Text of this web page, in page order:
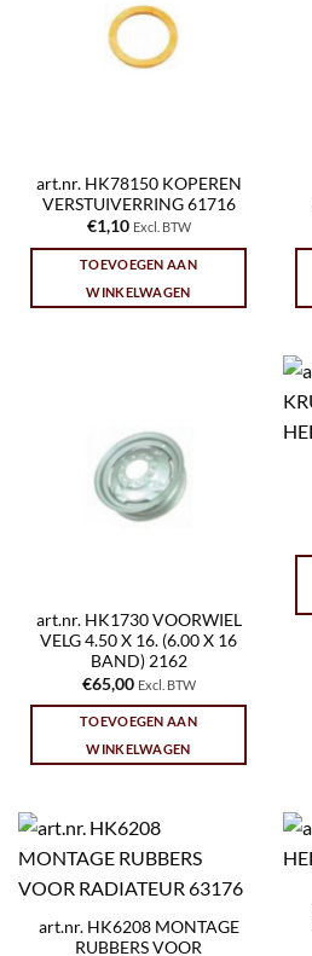
art.nr. HK78150 KOPEREN
VERSTUIVERRING 61716
€1,10 Excl. BTW
TOEVOEGEN AAN
WINKELWAGEN
art.nr. HK1730 VOORWIEL
VELG 4.50 X 16. (6.00 X 16
BAND) 2162
€65,00 Excl. BTW
TOEVOEGEN AAN
WINKELWAGEN
art.nr. HK6208 MONTAGE
RUBBERS VOOR